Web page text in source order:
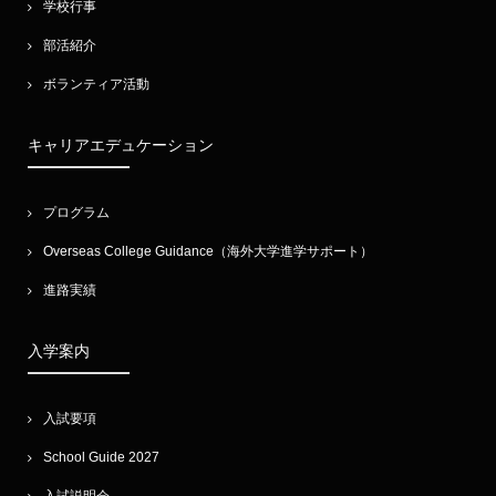
学校行事
部活紹介
ボランティア活動
キャリアエデュケーション
プログラム
Overseas College Guidance（海外大学進学サポート）
進路実績
入学案内
入試要項
School Guide 2027